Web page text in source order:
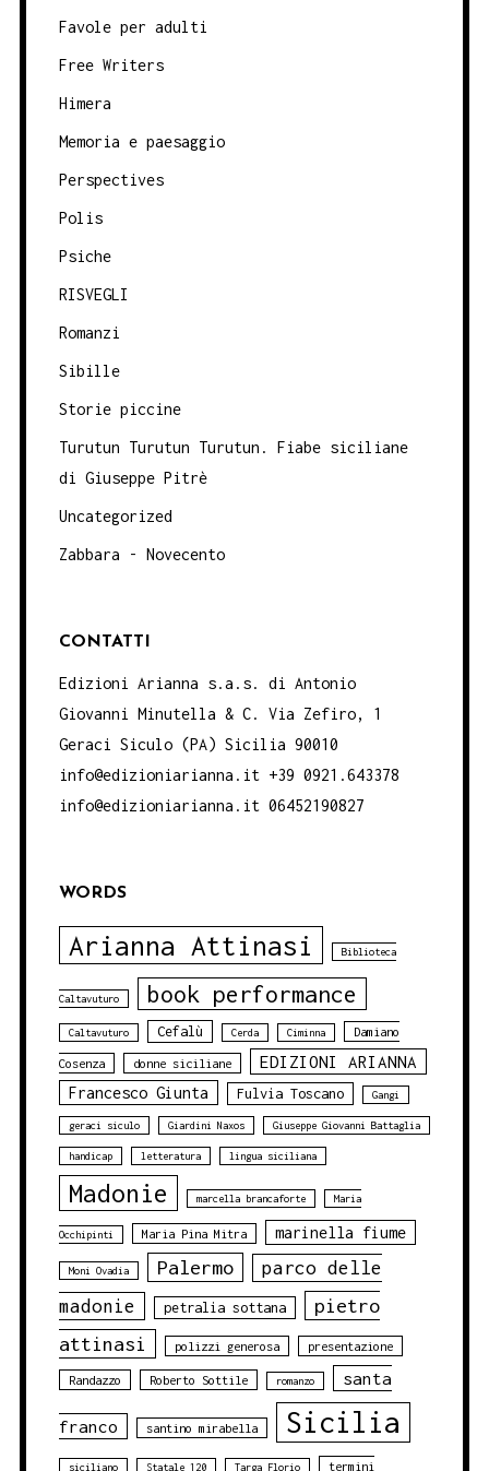
Favole per adulti
Free Writers
Himera
Memoria e paesaggio
Perspectives
Polis
Psiche
RISVEGLI
Romanzi
Sibille
Storie piccine
Turutun Turutun Turutun. Fiabe siciliane
di Giuseppe Pitrè
Uncategorized
Zabbara - Novecento
CONTATTI
Edizioni Arianna s.a.s. di Antonio
Giovanni Minutella & C. Via Zefiro, 1
Geraci Siculo (PA) Sicilia 90010
info@edizioniarianna.it +39 0921.643378
info@edizioniarianna.it 06452190827
WORDS
Arianna Attinasi Biblioteca
Caltavuturo book performance
Caltavuturo Cefalù Cerda Ciminna Damiano
Cosenza donne siciliane EDIZIONI ARIANNA
Francesco Giunta Fulvia Toscano Gangi
geraci siculo Giardini Naxos Giuseppe Giovanni Battaglia
handicap letteratura lingua siciliana
Madonie marcella brancaforte Maria
Occhipinti Maria Pina Mitra marinella fiume
Moni Ovadia Palermo
parco delle
madonie
petralia sottana
pietro
attinasi
polizzi generosa presentazione
Randazzo Roberto Sottile romanzo santa
franco santino mirabella Sicilia
siciliano Statale 120 Targa Florio termini